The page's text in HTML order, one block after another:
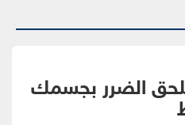
الضرر بجسمك